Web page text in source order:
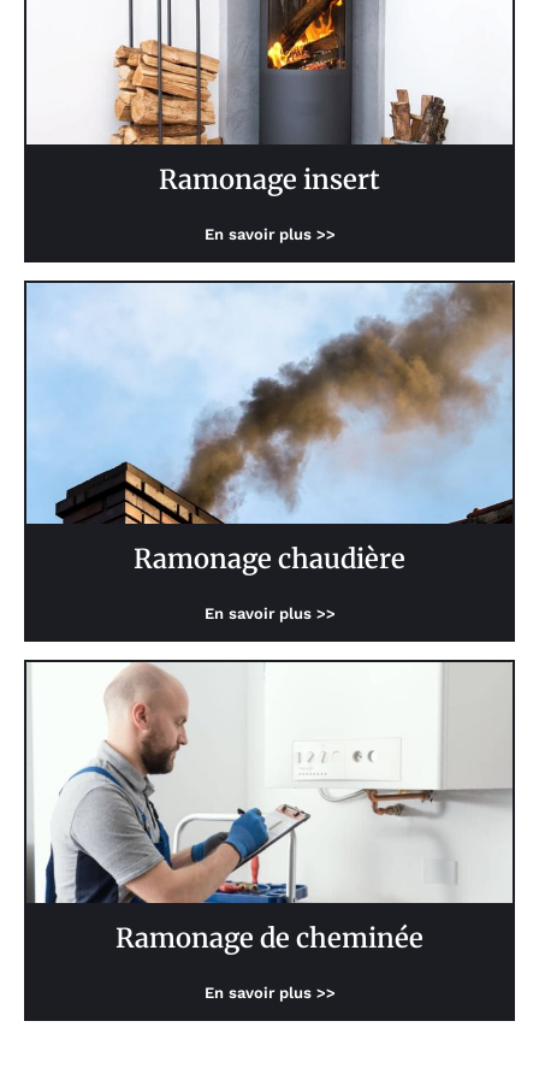
Ramonage insert
En savoir plus >>
Ramonage chaudière
En savoir plus >>
Ramonage de cheminée
En savoir plus >>